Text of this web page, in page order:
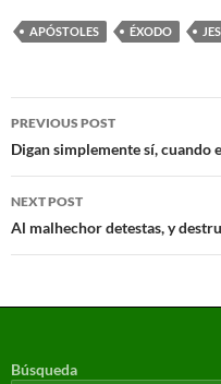
APÓSTOLES ÉXODO
PREVIOUS POST
Digan simplemente sí, cuando
NEXT POST
Al malhechor detestas, y
Búsqueda